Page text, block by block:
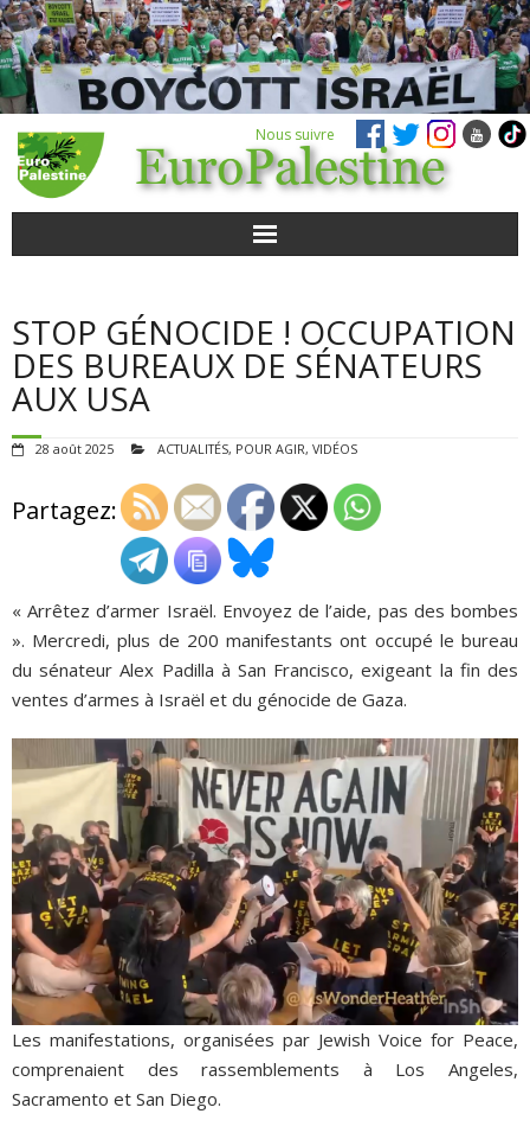
Nous suivre
POUR AGIR
AGENDA
QUI SOMMES-NOUS ?
ADHÉSIONS, DONS, CONTACT
STOP GÉNOCIDE ! OCCUPATION
DES BUREAUX DE SÉNATEURS
AUX USA
28 août 2025 ACTUALITÉS, POUR AGIR, VIDÉOS
Partagez:
« Arrêtez d’armer Israël. Envoyez de l’aide, pas des bombes
». Mercredi, plus de 200 manifestants ont occupé le bureau
du sénateur Alex Padilla à San Francisco, exigeant la fin des
ventes d’armes à Israël et du génocide de Gaza.
Les manifestations, organisées par Jewish Voice for Peace,
comprenaient des rassemblements à Los Angeles,
Sacramento et San Diego.